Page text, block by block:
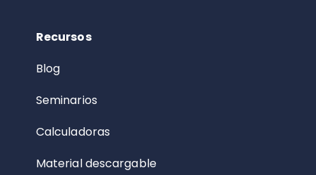
Recursos
Blog
Seminarios
Calculadoras
Material descargable